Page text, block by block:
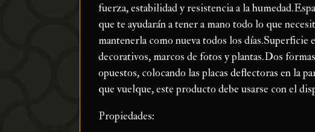
fuerza, estabilidad y resistencia a la
que te ayudarán a tener a mano todo lo que
mantenerla como nueva todos los días.Superficie
decorativos, marcos de fotos y plantas.Dos
opuestos, colocando las placas deflectoras en la
que vuelque, este producto debe usarse con el
Propiedades: